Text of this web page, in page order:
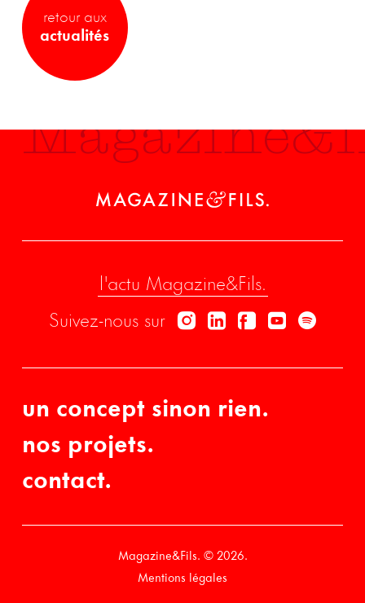
retour aux
actualités
l'actu Magazine&Fils.
Suivez-nous sur
un concept sinon rien.
nos projets.
contact.
Magazine&Fils. © 2026.
Mentions légales